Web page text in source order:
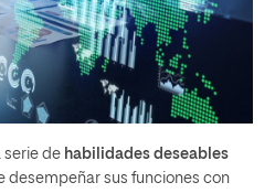
serie de habilidades deseables
desempeñar sus funciones con